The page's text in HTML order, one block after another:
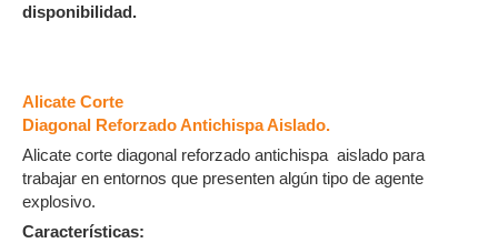
disponibilidad.
Alicate Corte
Diagonal Reforzado Antichispa Aislado.
Alicate corte diagonal reforzado antichispa aislado para
trabajar en entornos que presenten algún tipo de agente
explosivo.
Características: